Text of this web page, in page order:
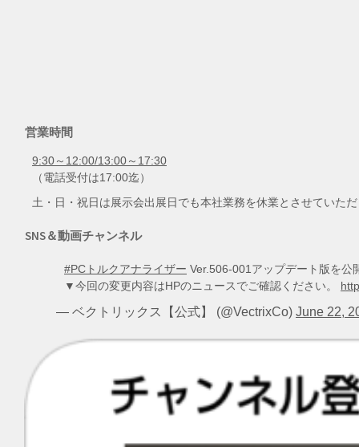
営業時間
9:30～12:00/13:00～17:30
（電話受付は17:00迄）
土・日・祝日は展示会出展日でも本社業務を休業とさせていた
SNS＆動画チャンネル
#PCトルクアナライザー Ver.506-001アップデート版を公
▼今回の変更内容はHPのニュースでご確認ください。
— ベクトリックス【公式】 (@VectrixCo) June 22,